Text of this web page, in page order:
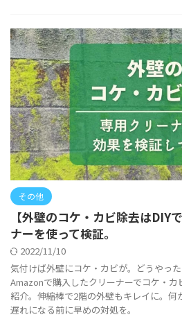
その他
【外壁のコケ・カビ除去はDIY
ナーを使って検証。
2022/11/10
気付けば外壁にコケ・カビが。どうやっ
Amazonで購入したクリーナーでコケ・
紹介。伸縮棒で2階の外壁もキレイに。
遅れになる前に早めの対処を。